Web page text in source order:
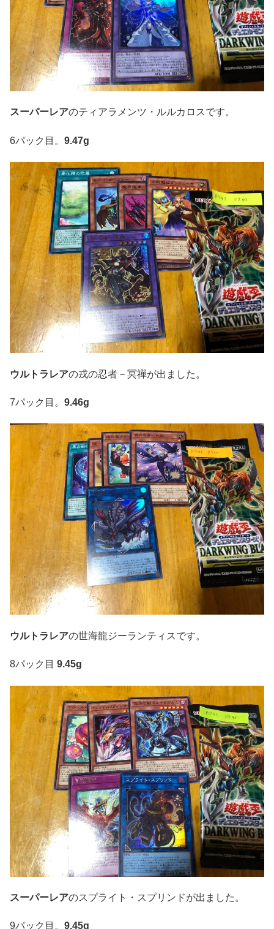
スーパーレアのティアラメンツ・ルルカロスです。
6パック目。 9.47g
ウルトラレアの戎の忍者－冥禪が出ました。
7パック目。 9.46g
ウルトラレアの世海龍ジーランティスです。
8パック目 9.45g
スーパーレアのスプライト・スプリンドが出ました。
9パック目。 9.45g